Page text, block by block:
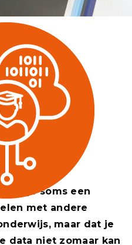
over
de
dat je soms een
met andere
maar dat je
data niet zomaar kan